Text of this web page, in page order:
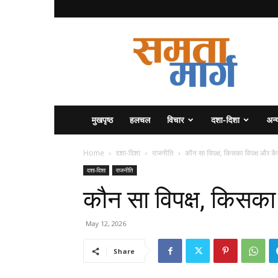
मुखपृष्ठ हलचल विचार दशा-दिशा
Home दशा-दिशा राजनीति कौन सा विपक्ष, किसका विपक्ष और
दशा-दिशा राजनीति
कौन सा विपक्ष,
May 12, 2026
Share